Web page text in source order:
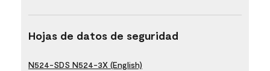
Hojas de datos de seguridad
N524-SDS N524-3X (English)